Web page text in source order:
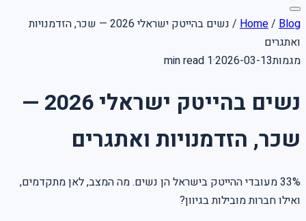
Home/ Blog
/
נשים בהייטק ישראלי 2026 — שכר, הזדמנויות
ואתגרים
מגמות2026-03-13
·
1 min read
נשים בהייטק ישראלי 2026 —
שכר, הזדמנויות ואתגרים
33% מעובדי ההייטק בישראל הן נשים. מה המצב, לאן מתקדמים,
ואילו חברות מובילות בגיוון?